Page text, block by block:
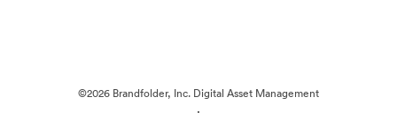
©2026 Brandfolder, Inc. Digital Asset Management
·